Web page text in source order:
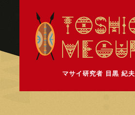
マサイ研究者 目黒 紀夫